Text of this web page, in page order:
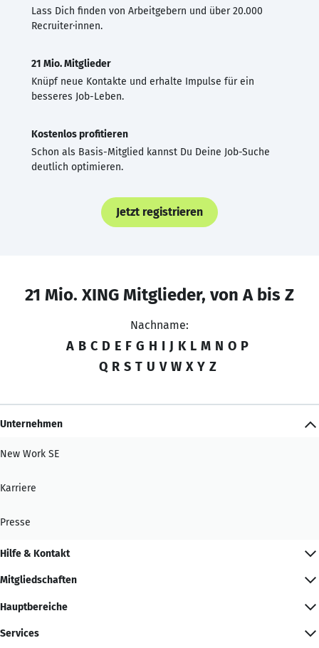
Lass Dich finden von Arbeitgebern und über 20.000
Recruiter·innen.
21 Mio. Mitglieder
Knüpf neue Kontakte und erhalte Impulse für ein
besseres Job-Leben.
Kostenlos profitieren
Schon als Basis-Mitglied kannst Du Deine Job-Suche
deutlich optimieren.
Jetzt registrieren
21 Mio. XING Mitglieder, von A bis Z
Nachname:
A B C D E F G H I J K L M N O P
Q R S T U V W X Y Z
Unternehmen
New Work SE
Karriere
Presse
Hilfe & Kontakt
Mitgliedschaften
Hauptbereiche
Services